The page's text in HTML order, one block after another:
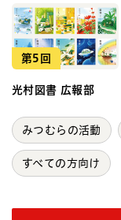
第5回
光村図書 広報部
みつむらの活動
すべての方向け